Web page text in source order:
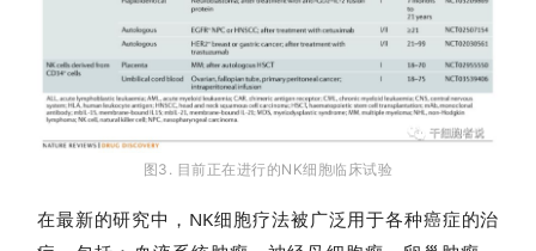
关
们
图3. 目前正在进行的NK细胞临床试验
在最新的研究中，NK细胞疗法被广泛用于各种癌症的治